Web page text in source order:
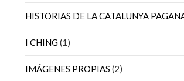
HISTORIAS DE LA CATALUNYA
I CHING(1)
IMÁGENES PROPIAS (2)